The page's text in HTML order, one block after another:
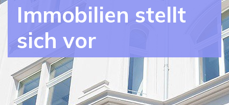
Immobilien stellt
sich vor